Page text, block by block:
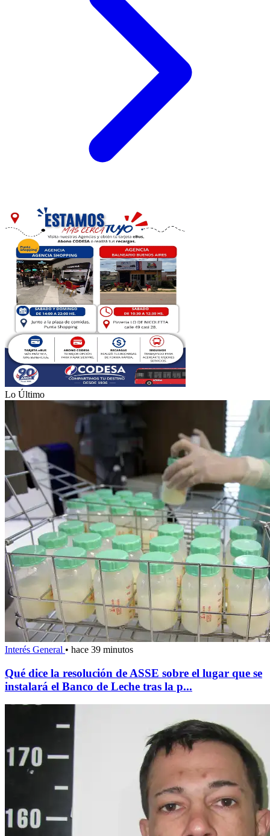
Lo Último
Interés General • hace 39 minutos
Qué dice la resolución de ASSE sobre el lugar que se
instalará el Banco de Leche tras la p...